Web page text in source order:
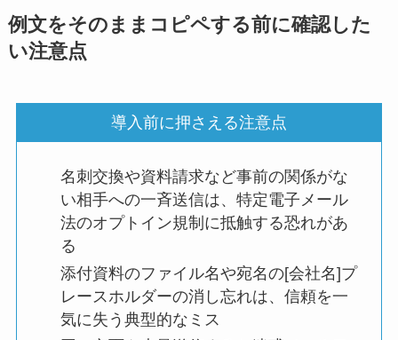
例文をそのままコピペする前に確認した
い注意点
導入前に押さえる注意点
名刺交換や資料請求など事前の関係がな
い相手への一斉送信は、特定電子メール
法のオプトイン規制に抵触する恐れがあ
る
添付資料のファイル名や宛名の[会社名]プ
レースホルダーの消し忘れは、信頼を一
気に失う典型的なミス